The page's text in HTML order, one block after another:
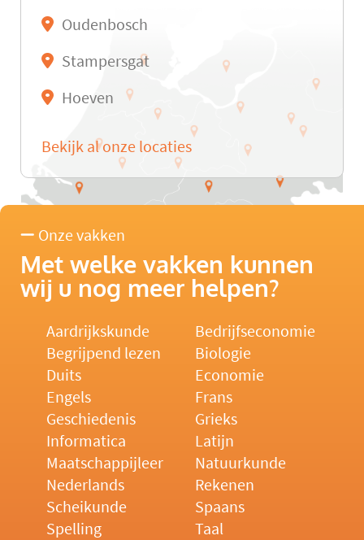
Oudenbosch
Stampersgat
Hoeven
Bekijk al onze locaties
Onze vakken
Met welke vakken kunnen
wij u nog meer helpen?
Aardrijkskunde
Bedrijfseconomie
Begrijpend lezen
Biologie
Duits
Economie
Engels
Frans
Geschiedenis
Grieks
Informatica
Latijn
Maatschappijleer
Natuurkunde
Nederlands
Rekenen
Scheikunde
Spaans
Spelling
Taal